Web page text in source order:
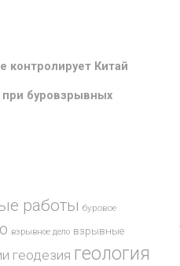
контролирует Китай
буровзрывных
работы буровое
взрывное дело взрывные
геодезия геология